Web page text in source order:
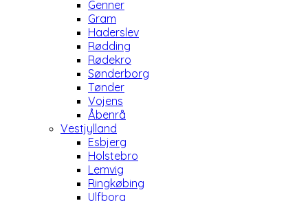
Genner
Gram
Haderslev
Rødding
Rødekro
Sønderborg
Tønder
Vojens
Åbenrå
Vestjylland
Esbjerg
Holstebro
Lemvig
Ringkøbing
Ulfborg